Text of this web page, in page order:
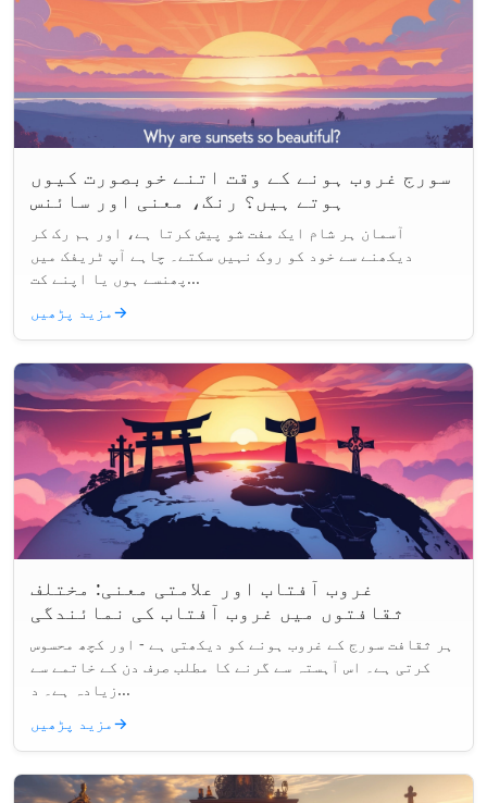
سورج غروب ہونے کے وقت اتنے خوبصورت کیوں
ہوتے ہیں؟ رنگ، معنی اور سائنس
آسمان ہر شام ایک مفت شو پیش کرتا ہے، اور ہم رک کر
دیکھنے سے خود کو روک نہیں سکتے۔ چاہے آپ ٹریفک میں
پھنسے ہوں یا اپنے کت...
مزید پڑھیں→
غروب آفتاب اور علامتی معنی: مختلف
ثقافتوں میں غروب آفتاب کی نمائندگی
ہر ثقافت سورج کے غروب ہونے کو دیکھتی ہے - اور کچھ محسوس
کرتی ہے۔ اس آہستہ سے گرنے کا مطلب صرف دن کے خاتمے سے
زیادہ ہے۔ د...
مزید پڑھیں→